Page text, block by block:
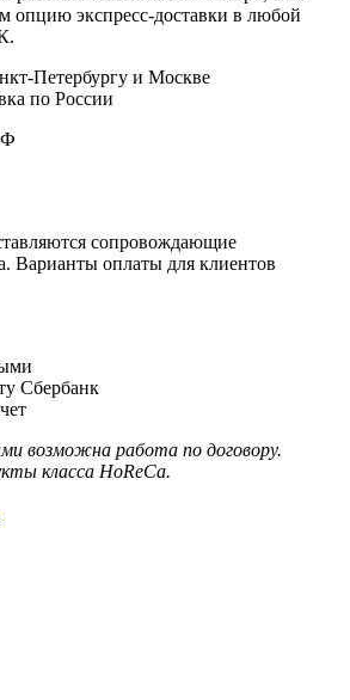
опцию экспресс-доставки в любой
Петербургу и Москве
по России
сопровождающие
Варианты оплаты для клиентов
Сбербанк
возможна работа по договору.
класса HoReCa.